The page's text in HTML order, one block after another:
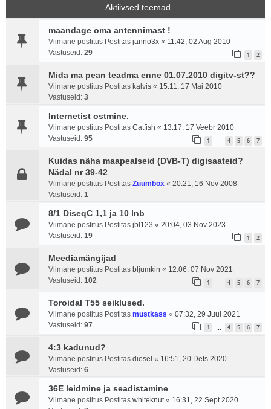
Aktiivsed teemad
maandage oma antennimast !
Viimane postitus Postitas janno3x « 11:42, 02 Aug 2010
Vastuseid: 29 1 2
Mida ma pean teadma enne 01.07.2010 digitv-st??
Viimane postitus Postitas kalvis « 15:11, 17 Mai 2010
Vastuseid: 3
Internetist ostmine.
Viimane postitus Postitas Catfish « 13:17, 17 Veebr 2010
Vastuseid: 95 1 4 5 6 7
Kuidas näha maapealseid (DVB-T) digisaateid?
Nädal nr 39-42
Viimane postitus Postitas Zuumbox « 20:21, 16 Nov 2008
Vastuseid: 1
8/1 DiseqC 1,1 ja 10 lnb
Viimane postitus Postitas jbl123 « 20:04, 03 Nov 2023
Vastuseid: 19 1 2
Meediamängijad
Viimane postitus Postitas bljumkin « 12:06, 07 Nov 2021
Vastuseid: 102 1 4 5 6 7
Toroidal T55 seiklused.
Viimane postitus Postitas mustkass « 07:32, 29 Juul 2021
Vastuseid: 97 1 4 5 6 7
4:3 kadunud?
Viimane postitus Postitas diesel « 16:51, 20 Dets 2020
Vastuseid: 6
36E leidmine ja seadistamine
Viimane postitus Postitas whiteknut« 16:31, 22 Sept 2020